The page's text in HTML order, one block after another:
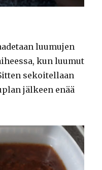
luumujen
kun luumut
sekoitellaan
jälkeen enää